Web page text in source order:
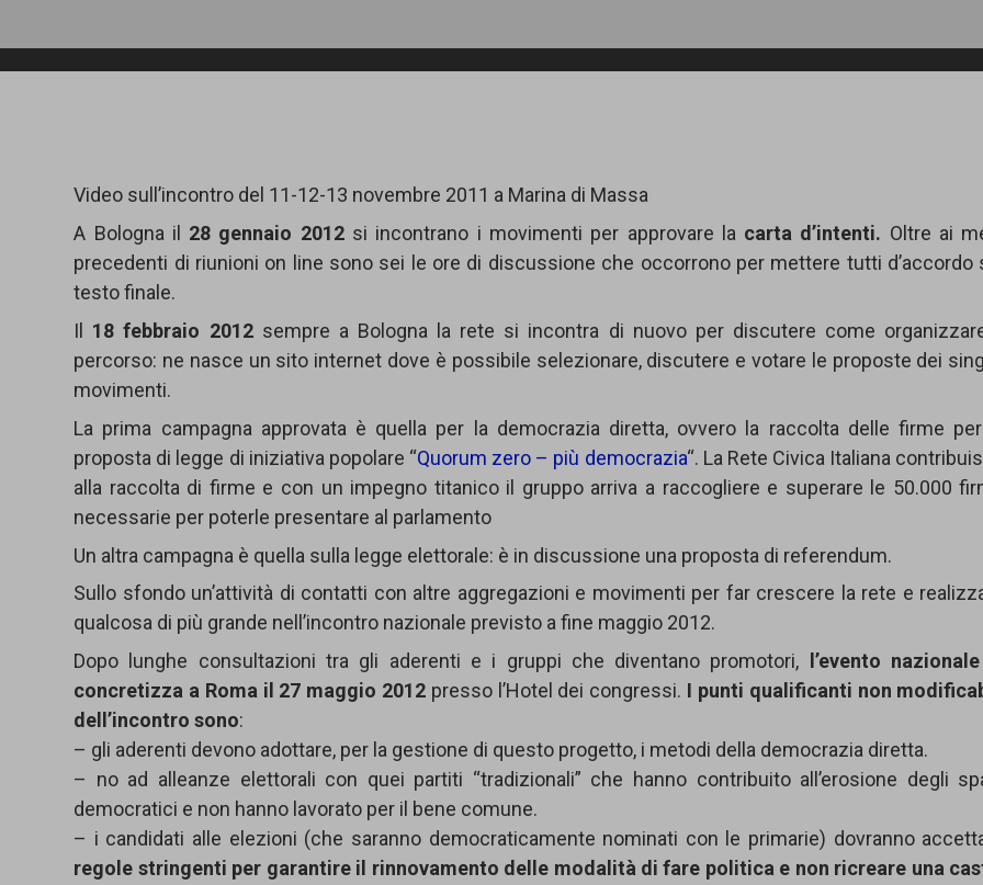
Video sull’incontro del 11-12-13 novembre 2011 a Marina di Massa
A Bologna il 28 gennaio 2012si incontrano i movimenti per approvare la carta d’intenti. Oltre ai
precedenti di riunioni on line sono sei le ore di discussione che occorrono per mettere tutti d’accordo
testo finale.
Il 18 febbraio 2012sempre a Bologna la rete si incontra di nuovo per discutere come
percorso: ne nasce un sito internet dove è possibile selezionare, discutere e votare le proposte dei
movimenti.
La prima campagna approvata è quella per la democrazia diretta, ovvero la raccolta delle firme
proposta di legge di iniziativa popolare “Quorum zero – più democrazia“. La Rete Civica Italiana
alla raccolta di firme e con un impegno titanico il gruppo arriva a raccogliere e superare le 50.000
necessarie per poterle presentare al parlamento
Un altra campagna è quella sulla legge elettorale: è in discussione una proposta di referendum.
Sullo sfondo un’attività di contatti con altre aggregazioni e movimenti per far crescere la rete e
qualcosa di più grande nell’incontro nazionale previsto a fine maggio 2012.
Dopo lunghe consultazioni tra gli aderenti e i gruppi che diventano promotori,
l’evento
concretizza a Roma il 27 maggio 2012 presso l’Hotel dei congressi. I punti qualificanti non
dell’incontrosono:
– gli aderenti devono adottare, per la gestione di questo progetto, i metodi della democrazia diretta.
– no ad alleanze elettorali con quei partiti “tradizionali” che hanno contribuito all’erosione degli
democratici e non hanno lavorato per il bene comune.
– i candidati alle elezioni (che saranno democraticamente nominati con le primarie) dovranno
regole stringenti per garantire il rinnovamento delle modalità di fare politica e non ricreare una